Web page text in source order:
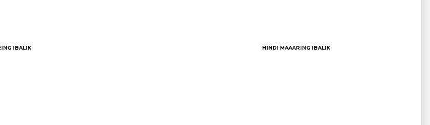
IBALIK HINDI MAAARING IBALIK